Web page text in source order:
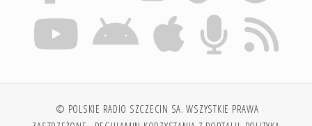
© POLSKIE RADIO SZCZECIN SA. WSZYSTKIE PRAWA